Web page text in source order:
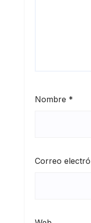
Nombre *
Correo